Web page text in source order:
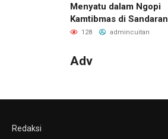
Menyatu dalam Ngopi
Kamtibmas di Sandaran
Galeh
128 admincuitan
Adv
Redaksi